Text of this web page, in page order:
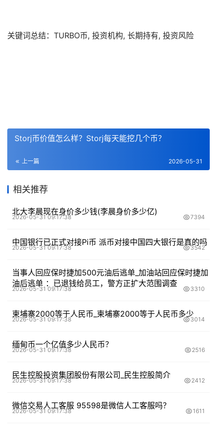
关键词总结：TURBO币, 投资机构, 长期持有, 投资风险
Storj币价值怎么样？Storj每天能挖几个币？
上一篇 2026-05-31
相关推荐
北大李晨现在身价多少钱(李晨身价多少亿)
2026-05-31 09:17:38 7394
中国银行已正式对接Pi币 派币对接中国四大银行是真的吗
2026-05-31 09:17:38 3542
当事人回应保时捷加500元油后逃单_加油站回应保时捷加
油后逃单 ：已退钱给员工，警方正扩大范围调查
2026-05-31 09:17:38 3310
柬埔寨2000等于人民币_柬埔寨2000等于人民币多少
2026-05-31 09:17:38 3014
缅甸币一个亿值多少人民币？
2026-05-31 09:17:38 2516
民生控股投资集团股份有限公司_民生控股简介
2026-05-31 09:17:38 2412
微信交易人工客服 95598是微信人工客服吗？
2026-05-31 09:17:38 1611